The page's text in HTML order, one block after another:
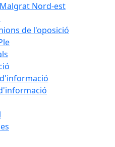
Nord-est
de l'oposició